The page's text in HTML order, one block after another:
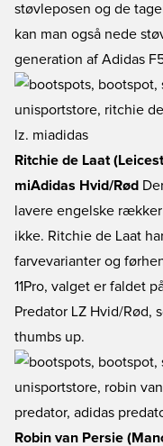
støvleposen og de
kan man også nede
generation af Adidas
Ritchie de Laat
miAdidas Hvid/Rød
lavere engelske
ikke. Ritchie de Laat
farvevarianter og
11Pro, valget er faldet
Predator LZ Hvid/Rød,
thumbs up.
Robin van Persie